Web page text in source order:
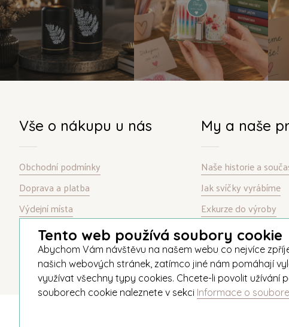
Vše o nákupu u nás
Obchodní podmínky
Doprava a platba
Výdejní místa
Garance spokojenosti
Informace o souborech cookie
My a naše
Naše historie a
Jak svíčky vyrábíme
Exkurze do výroby
Kontakt
Tento web používá soubory cookie
Abychom Vám návštěvu na našem webu co nejvíce
našich webových stránek, zatímco jiné nám pomáhají
využívat všechny typy cookies. Chcete-li povolit užívání
souborech cookie naleznete v sekci Informace o